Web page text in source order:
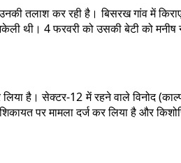
तलाश कर रही है। बिसरख गांव में
थी। 4 फरवरी को उसकी बेटी को
है। सेक्टर-12 में रहने वाले विनोद
पर मामला दर्ज कर लिया है और